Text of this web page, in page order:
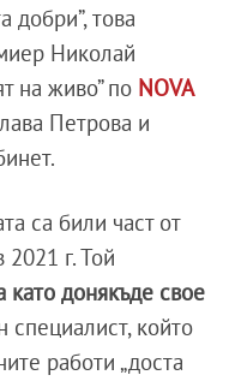
добри”, това
Николай
на живо” по NOVA
Петрова и
са били част от
2021 г. Той
като донякъде свое
специалист, който
работи „доста